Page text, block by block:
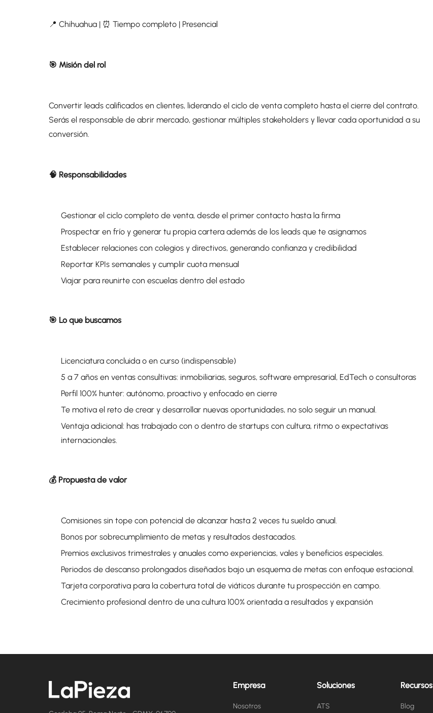
📍 Chihuahua | ⏰ Tiempo completo | Presencial
🎯 Misión del rol
Convertir leads calificados en clientes, liderando el ciclo de venta completo hasta el cierre del contrato.
Serás el responsable de abrir mercado, gestionar múltiples stakeholders y llevar cada oportunidad a su
conversión.
🧠 Responsabilidades
Gestionar el ciclo completo de venta, desde el primer contacto hasta la firma
Prospectar en frío y generar tu propia cartera además de los leads que te asignamos
Establecer relaciones con colegios y directivos, generando confianza y credibilidad
Reportar KPIs semanales y cumplir cuota mensual
Viajar para reunirte con escuelas dentro del estado
🎯 Lo que buscamos
Licenciatura concluida o en curso (indispensable)
5 a 7 años en ventas consultivas: inmobiliarias, seguros, software empresarial, EdTech o consultoras
Perfil 100% hunter: autónomo, proactivo y enfocado en cierre
Te motiva el reto de crear y desarrollar nuevas oportunidades, no solo seguir un manual.
Ventaja adicional: has trabajado con o dentro de startups con cultura, ritmo o expectativas
internacionales.
💰 Propuesta de valor
Comisiones sin tope con potencial de alcanzar hasta 2 veces tu sueldo anual.
Bonos por sobrecumplimiento de metas y resultados destacados.
Premios exclusivos trimestrales y anuales como experiencias, vales y beneficios especiales.
Periodos de descanso prolongados diseñados bajo un esquema de metas con enfoque estacional.
Tarjeta corporativa para la cobertura total de viáticos durante tu prospección en campo.
Crecimiento profesional dentro de una cultura 100% orientada a resultados y expansión
Empresa
Nosotros
Soluciones
ATS
Recursos
Blog